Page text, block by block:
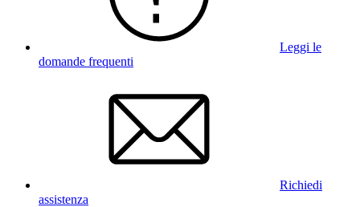
Leggi le
domande frequenti
Richiedi
assistenza